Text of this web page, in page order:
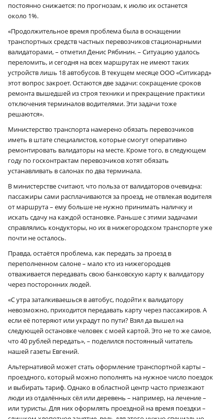
постоянно снижается: по прогнозам, к июлю их останется
около 1%.
«Продолжительное время проблема была в оснащении
транспортных средств частных перевозчиков стационарными
валидаторами, – отметил Денис Рябинин. – Ситуацию удалось
переломить, и сегодня на всех маршрутах не имеют таких
устройств лишь 18 автобусов. В текущем месяце ООО «Ситикард»
этот вопрос закроет. Остаются две задачи: сокращение сроков
ремонта вышедшей из строя техники и прекращение практики
отключения терминалов водителями. Эти задачи тоже
решаются».
Министерство транспорта намерено обязать перевозчиков
иметь в штате специалистов, которые смогут оперативно
ремонтировать валидаторы на месте. Кроме того, в следующем
году по госконтрактам перевозчиков хотят обязать
устанавливать в салонах по два терминала.
В министерстве считают, что польза от валидаторов очевидна:
пассажиры сами расплачиваются за проезд, не отвлекая водителя
от маршрута – ему больше не нужно принимать наличку и
искать сдачу на каждой остановке. Раньше с этими задачами
справлялись кондукторы, но их в нижегородском транспорте уже
почти не осталось.
Правда, остаётся проблема, как передать за проезд в
переполненном салоне – мало кто из нижегородцев
отваживается передавать свою банковскую карту к валидатору
через посторонних людей.
«С утра заталкиваешься в автобус, подойти к валидатору
невозможно, приходится передавать карту через пассажиров. А
если её потеряют или украдут по пути? Взял да вышел на
следующей остановке человек с моей картой. Это не то же самое,
что 40 рублей передать», – поделился постоянный читатель
нашей газеты Евгений.
Альтернативой может стать оформление транспортной карты –
проездного, который можно пополнять на нужное число поездок
и выбирать тариф. Однако в областной центр часто приезжают
люди из отдалённых сёл или деревень – например, на лечение –
или туристы. Для них оформлять проездной на время поездки –